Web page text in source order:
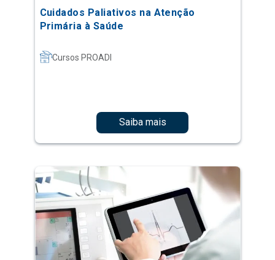
Cuidados Paliativos na Atenção
Primária à Saúde
Cursos PROADI
Saiba mais